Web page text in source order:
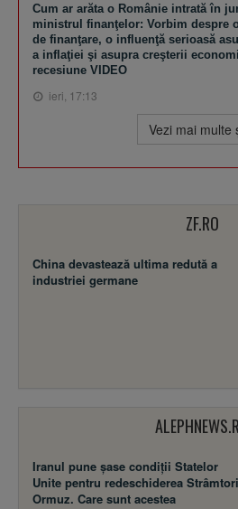
Cum ar arăta o Românie intrată în
ministrul finanţelor: Vorbim despre
de finanţare, o influenţă serioasă
a inflaţiei şi asupra creşterii
recesiune VIDEO
ieri, 17:13
Vezi mai multe
ZF.RO
China devastează ultima redută a
industriei germane
Iranul pune șase condiții Statelor
Unite pentru redeschiderea
Ormuz. Care sunt acestea